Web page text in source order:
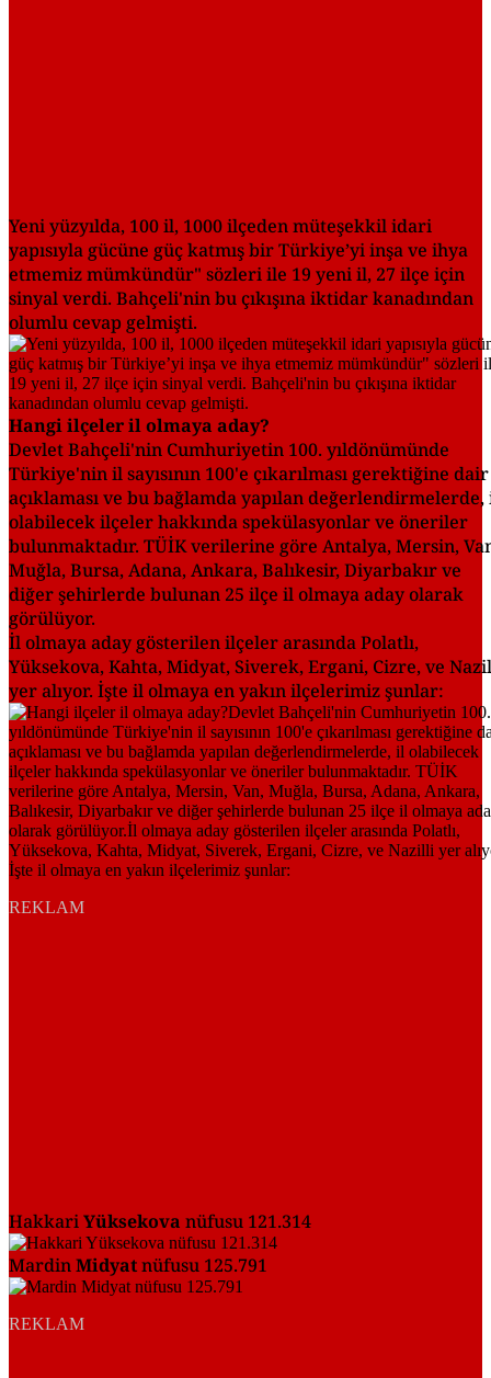
Yeni yüzyılda, 100 il, 1000 ilçeden müteşekkil idari
yapısıyla gücüne güç katmış bir Türkiye’yi inşa ve ihya
etmemiz mümkündür" sözleri ile 19 yeni il, 27 ilçe için
sinyal verdi. Bahçeli'nin bu çıkışına iktidar kanadından
olumlu cevap gelmişti.
Hangi ilçeler il olmaya aday?
Devlet Bahçeli'nin Cumhuriyetin 100. yıldönümünde
Türkiye'nin il sayısının 100'e çıkarılması gerektiğine dair
açıklaması ve bu bağlamda yapılan değerlendirmelerde,
olabilecek ilçeler hakkında spekülasyonlar ve öneriler
bulunmaktadır. TÜİK verilerine göre Antalya, Mersin,
Muğla, Bursa, Adana, Ankara, Balıkesir, Diyarbakır ve
diğer şehirlerde bulunan 25 ilçe il olmaya aday olarak
görülüyor.
İl olmaya aday gösterilen ilçeler arasında Polatlı,
Yüksekova, Kahta, Midyat, Siverek, Ergani, Cizre, ve
yer alıyor​​. İşte il olmaya en yakın ilçelerimiz şunlar:
REKLAM
HakkariYüksekova nüfusu 121.314
MardinMidyatnüfusu 125.791
REKLAM